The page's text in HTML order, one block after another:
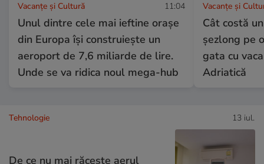
Vacanțe și Cultură 11:04
Unul dintre cele mai ieftine orașe
din Europa își construiește un
aeroport de 7,6 miliarde de lire.
Unde se va ridica noul mega-hub
Vacanțe și
Cât costă
șezlong pe
gata cu
Adriatică
Tehnologie 13 iul.
De ce nu mai răcește aerul